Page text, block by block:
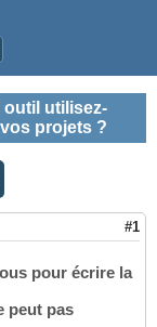
outil utilisez-
projets ?
#1
pour écrire la
peut pas